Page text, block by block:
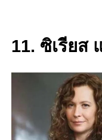
11. ซิเรียส